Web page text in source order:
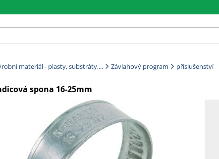
materiál - plasty, substráty,... Závlahový program příslušenství
spona 16-25mm